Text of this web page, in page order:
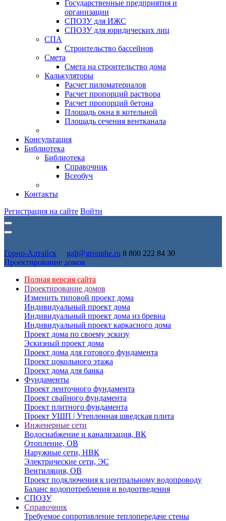
Государственные предприятия и
организации
СПОЗУ для ИЖС
СПОЗУ для юридических лиц
СПА
Строительство бассейнов
Смета
Смета на строительство дома
Калькуляторы
Расчет пиломатериалов
Расчет пропорций раствора
Расчет пропорций бетона
Площадь окна в котельной
Площадь сечения вентканала
Консультация
Библиотека
Библиотека
Справочник
Всеобуч
Контакты
Регистрация на сайте Войти
Горно-Алтайск galt@grouphe.ru 8 800 222 84 30
Проектирование домов
Полная версия сайта
Проектирование домов
Изменить типовой проект дома
Индивидуальный проект дома
Индивидуальный проект дома из бревна
Индивидуальный проект каркасного дома
Проект дома по своему эскизу
Эскизный проект дома
Проект дома для готового фундамента
Проект цокольного этажа
Проект дома для банка
Фундаменты
Проект ленточного фундамента
Проект свайного фундамента
Проект плитного фундамента
Проект УШП | Утепленная шведская плита
Инженерные сети
Водоснабжение и канализация, ВК
Отопление, ОВ
Наружные сети, НВК
Электрические сети, ЭС
Вентиляция, ОВ
Проект подключения к центральному водопроводу
Баланс водопотребления и водоотведения
СПОЗУ
Справочник
Требуемое сопротивление теплопередаче стены